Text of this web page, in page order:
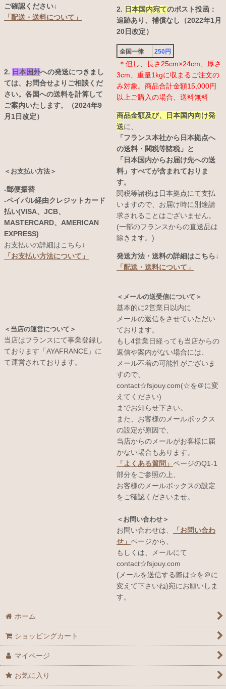
ご確認ください↓
「配送・送料について」
2. 日本国外への発送につきまし
ては、お問合せよりご相談くだ
さい。各国への送料を計算して
ご案内いたします。（2024年9
月1日改定）
＜お支払い方法＞
-郵便振替
-ペイパル経由クレジットカード
払い(VISA、JCB、
MASTERCARD、AMERICAN
EXPRESS)
お支払いの詳細はこちら↓
「お支払い方法について」
＜当店の運営について＞
当店はフランスにて事業登録し
ております「AYAFRANCE」に
て運営されております。
2. 日本国内宛てのポスト投函：
追跡あり、補償なし（2022年1月
20日改定）
全国一律 250円
＊但し、長さ25cm×24cm、厚さ
3cm、重量1kgに収まるご注文の
み対象。商品合計金額15,000円
以上ご購入の場合、送料無料
商品金額及び、日本国内向け発
送に、
「フランス本社から日本拠点へ
の送料・関税等諸税」と
「日本国内からお届け先への送
料」すべてが含まれておりま
す。
関税等諸税は日本拠点にて支払
いますので、お届け時に別途請
求されることはございません。
(一部のフランスからの直送品は
除きます。)
発送方法・送料の詳細はこちら↓
「配送・送料について」
＜メールの送受信について＞
基本的に2営業日以内に
メールの返信をさせていただい
ております。
もし4営業日経っても当店からの
返信や案内がない場合には、
メール不着の可能性がございま
すので、
contact☆fsjouy.com(☆を＠に変
えてください)
までお知らせ下さい。
また、お客様のメールボックス
の設定が原因で、
当店からのメールがお客様に届
かない場合もあります。
「よくある質問」 ページのQ1-1
部分をご参照の上、
お客様のメールボックスの設定
をご確認くださいませ。
＜お問い合わせ＞
お問い合わせは、
「お問い合わ
せ」 ページから、
もしくは、メールにて
contact☆fsjouy.com
(メールを送信する際は☆を＠に
変えて下さいね)宛にお願いしま
す。
ホーム
ショッピングカート
マイページ
お気に入り